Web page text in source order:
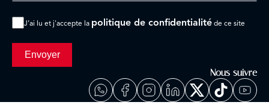
J’ai lu et j'accepte la politique de confidentialité de ce site
Envoyer
Nous suivre